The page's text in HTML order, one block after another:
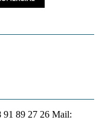
91 89 27 26 Mail: